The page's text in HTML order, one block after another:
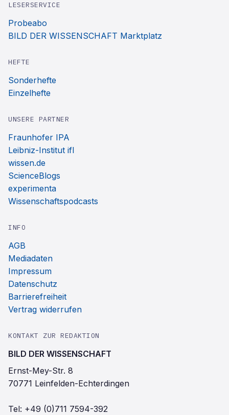
LESERSERVICE
Probeabo
BILD DER WISSENSCHAFT Marktplatz
HEFTE
Sonderhefte
Einzelhefte
UNSERE PARTNER
Fraunhofer IPA
Leibniz-Institut ifl
wissen.de
ScienceBlogs
experimenta
Wissenschaftspodcasts
INFO
AGB
Mediadaten
Impressum
Datenschutz
Barrierefreiheit
Vertrag widerrufen
KONTAKT ZUR REDAKTION
BILD DER WISSENSCHAFT
Ernst-Mey-Str. 8
70771 Leinfelden-Echterdingen
Tel: +49 (0)711 7594-392